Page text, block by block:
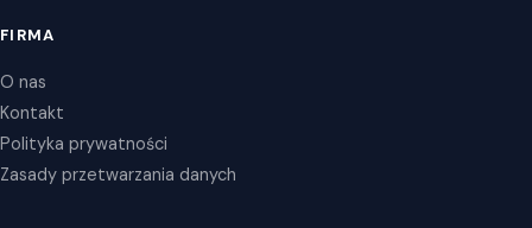
FIRMA
O nas
Kontakt
Polityka prywatności
Zasady przetwarzania danych